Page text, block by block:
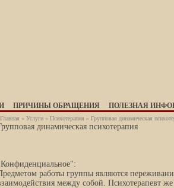
ПРИЧИНЫ ОБРАЩЕНИЯ ПОЛЕЗНАЯ
Главная » Услуги » Психотерапия » Групповая динамическая
динамическая психотерапия
работы группы являются
между собой. Психотерапевт